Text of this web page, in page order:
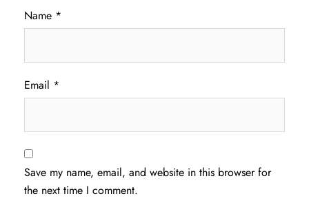
Name *
Email *
Save my name, email, and website in this browser for
the next time I comment.